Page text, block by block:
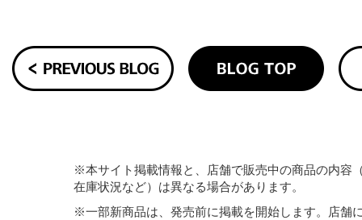
※本サイト掲載情報と、店舗で販売中の商品の内容
在庫状況など）は異なる場合があります。
※一部新商品は、発売前に掲載を開始します。店舗